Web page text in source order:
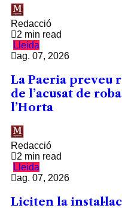
Redacció
2 min read
Lleida
ag. 07, 2026
La Paeria preveu
de l’acusat de
l’Horta
Redacció
2 min read
Lleida
ag. 07, 2026
Liciten la